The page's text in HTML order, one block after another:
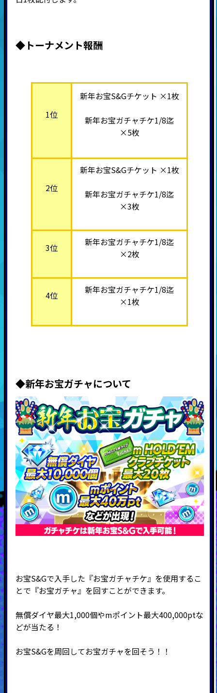
◆トーナメント報酬
1位
新年お宝S&Gチケット ×1枚
新年お宝ガチャチケ1/8迄
×5枚
2位
新年お宝S&Gチケット ×1枚
新年お宝ガチャチケ1/8迄
×3枚
3位
新年お宝ガチャチケ1/8迄
×2枚
4位
新年お宝ガチャチケ1/8迄
×1枚
◆新年お宝ガチャについて
お宝S&Gで入手した『お宝ガチャチケ』を使用するこ
とで『お宝ガチャ』を回すことができます。
無償ダイヤ最大1,000個やmポイント最大400,000ptな
どが当たる！
お宝S&Gを周回してお宝ガチャを回そう！！